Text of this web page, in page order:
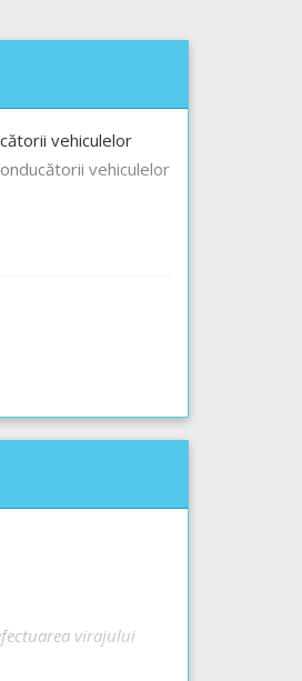
vehiculelor
vehiculelor
virajului